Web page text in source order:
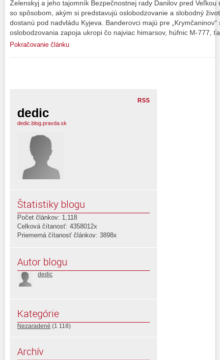
Zelenskyj a jeho tajomník Bezpečnostnej rady Danilov pred Veľkou
so spôsobom, akým si predstavujú oslobodzovanie a slobodný
dostanú pod nadvládu Kyjeva. Banderovci majú pre
oslobodzovania zapoja ukropi čo najviac himarsov, húfnic M-777,
Pokračovanie článku
RSS
dedic
dedic.blog.pravda.sk
Štatistiky blogu
Počet článkov: 1,118
Celková čítanosť: 4358012x
Priemerná čítanosť článkov: 3898x
Autor blogu
dedic
Kategórie
Nezaradené (1 118)
Archív